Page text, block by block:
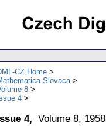
CZ Home
Slovaca
8
4
4, Volume 8, 1958